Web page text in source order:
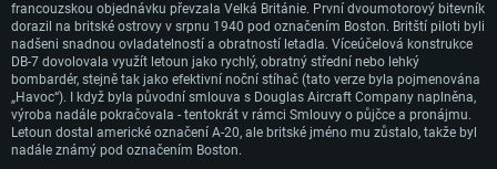
Procesor: Dual-Core 2.2 GHz
Operační paměť: 4 GB
Grafická karta podpora DirectX 11: AMD Radeon 77XX / NVIDIA GeForce
GTX 660. Minimální podporované rozlišení hry je 720p
Připojení: Širokopásmové připojení
Místo na disku: 22,1 GB
Procesor: Core i5 (Intel Xeon není podporován)
Operační paměť: 6 GB
Grafická karta: Intel Iris Pro 5200 (Mac) nebo srovnatelně výkonnou kartu
od AMD/Nvidia pro Mac. Minimální podporované rozlišení hry je 720p v
případě použití Metal.
Místo na disku: 22,1 GB
Procesor: Dual-Core 2.4 GHz
Operační paměť: 4 GB
Grafická karta: NVIDIA 660 s nejnovějšími proprietárními ovladači (ne
staršími, než půl roku) / srovnatelná karta AMD s nejnovějšími
proprietárními ovladači (ne staršími, než půl roku); minimální podporované
rozlišení hry je 720p) a s podporou Vulcan.
Připojení: Širokopásmové připojení
francouzskou objednávku převzala Velká Británie. První dvoumotorový bitevník
dorazil na britské ostrovy v srpnu 1940 pod označením Boston. Britští piloti byli
nadšeni snadnou ovladatelností a obratností letadla. Víceúčelová konstrukce
DB-7 dovolovala využít letoun jako rychlý, obratný střední nebo lehký
bombardér, stejně tak jako efektivní noční stíhač (tato verze byla pojmenována
„Havoc“). I když byla původní smlouva s Douglas Aircraft Company naplněna,
výroba nadále pokračovala - tentokrát v rámci Smlouvy o půjčce a pronájmu.
Letoun dostal americké označení A-20, ale britské jméno mu zůstalo, takže byl
nadále známý pod označením Boston.